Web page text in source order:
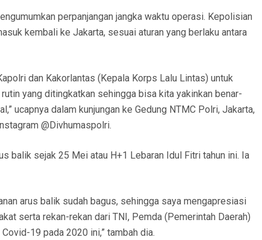
perpanjangan jangka waktu operasi. Kepolisian
kembali ke Jakarta, sesuai aturan yang berlaku antara
dan Kakorlantas (Kepala Korps Lalu Lintas) untuk
yang ditingkatkan sehingga bisa kita yakinkan benar-
ucapnya dalam kunjungan ke Gedung NTMC Polri, Jakarta,
@Divhumaspolri.
balik sejak 25 Mei atau H+1 Lebaran Idul Fitri tahun ini. Ia
arus balik sudah bagus, sehingga saya mengapresiasi
serta rekan-rekan dari TNI, Pemda (Pemerintah Daerah)
19 pada 2020 ini,” tambah dia.